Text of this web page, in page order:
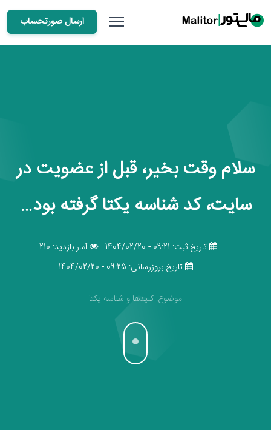
ارسال صورتحساب
سلام وقت بخیر، قبل از عضویت در
سایت، کد شناسه یکتا گرفته بود…
تاریخ ثبت: 09:21 - 1404/02/20
آمار بازدید: 210
تاریخ بروزرسانی: 09:25 - 1404/02/20
موضوع: کلیدها و شناسه یکتا